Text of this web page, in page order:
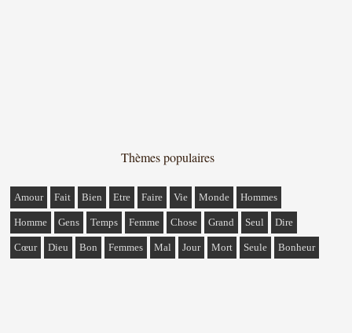
Thèmes populaires
Amour Fait Bien Etre Faire Vie Monde Hommes
Homme Gens Temps Femme Chose Grand Seul Dire
Cœur Dieu Bon Femmes Mal Jour Mort Seule Bonheur